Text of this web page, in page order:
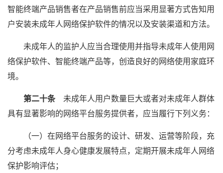
智能终端产品销售者在产品销售前应当采用显著方式告知用
户安装未成年人网络保护软件的情况以及安装渠道和方法。
未成年人的监护人应当合理使用并指导未成年人使用网
络保护软件、智能终端产品等，创造良好的网络使用家庭环
境。
第二十条未成年人用户数量巨大或者对未成年人群体
具有显著影响的网络平台服务提供者，应当履行下列义务：
（一）在网络平台服务的设计、研发、运营等阶段，充
分考虑未成年人身心健康发展特点，定期开展未成年人网络
保护影响评估；